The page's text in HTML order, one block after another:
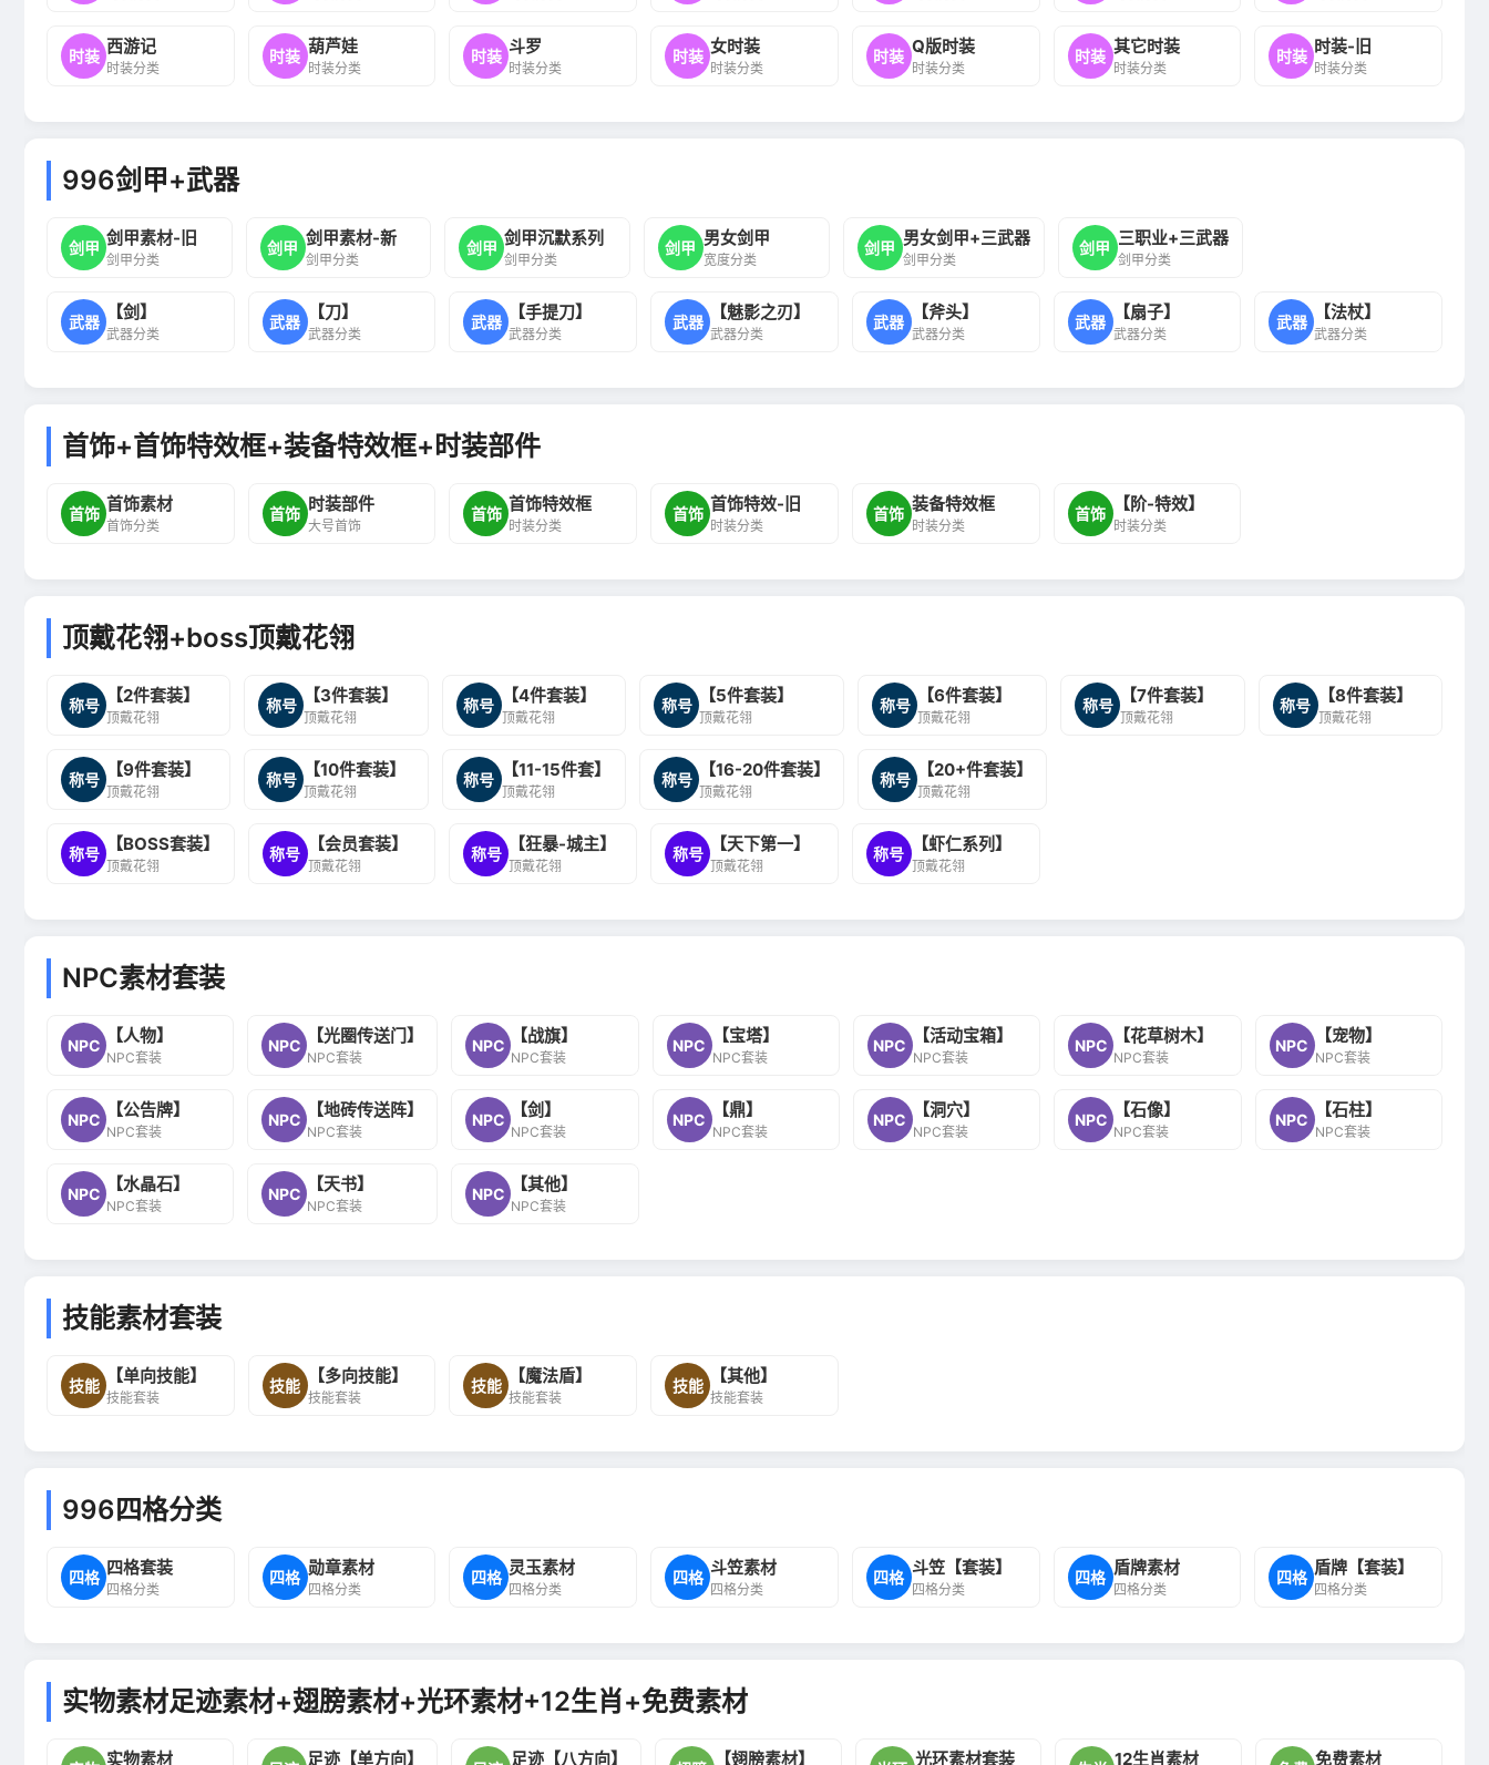
时装 西游记
时装分类
时装 葫芦娃
时装分类
时装 斗罗
时装分类
时装 女时装
时装分类
时装 Q版时装
时装分类
时装 其它时装
时装分类
时装 时装-旧
时装分类
996剑甲+武器
剑甲 剑甲素材-旧
剑甲分类
剑甲 剑甲素材-新
剑甲分类
剑甲 剑甲沉默系列
剑甲分类
剑甲 男女剑甲
宽度分类
剑甲 男女剑甲+三武器
剑甲分类
剑甲 三职业+三武器
剑甲分类
武器 【剑】
武器分类
武器 【刀】
武器分类
武器 【手提刀】
武器分类
武器 【魅影之刃】
武器分类
武器 【斧头】
武器分类
武器 【扇子】
武器分类
武器 【法杖】
武器分类
首饰+首饰特效框+装备特效框+时装部件
首饰 首饰素材
首饰分类
首饰 时装部件
大号首饰
首饰 首饰特效框
时装分类
首饰 首饰特效-旧
时装分类
首饰 装备特效框
时装分类
首饰 【阶-特效】
时装分类
顶戴花翎+boss顶戴花翎
称号 【2件套装】
顶戴花翎
称号 【3件套装】
顶戴花翎
称号 【4件套装】
顶戴花翎
称号 【5件套装】
顶戴花翎
称号 【6件套装】
顶戴花翎
称号 【7件套装】
顶戴花翎
称号 【8件套装】
顶戴花翎
称号 【9件套装】
顶戴花翎
称号 【10件套装】
顶戴花翎
称号 【11-15件套】
顶戴花翎
称号 【16-20件套装】
顶戴花翎
称号 【20+件套装】
顶戴花翎
称号 【BOSS套装】
顶戴花翎
称号 【会员套装】
顶戴花翎
称号 【狂暴-城主】
顶戴花翎
称号 【天下第一】
顶戴花翎
称号 【虾仁系列】
顶戴花翎
NPC素材套装
NPC 【人物】
NPC套装
NPC 【光圈传送门】
NPC套装
NPC 【战旗】
NPC套装
NPC 【宝塔】
NPC套装
NPC 【活动宝箱】
NPC套装
NPC 【花草树木】
NPC套装
NPC 【宠物】
NPC套装
NPC 【公告牌】
NPC套装
NPC 【地砖传送阵】
NPC套装
NPC 【剑】
NPC套装
NPC 【鼎】
NPC套装
NPC 【洞穴】
NPC套装
NPC 【石像】
NPC套装
NPC 【石柱】
NPC套装
NPC 【水晶石】
NPC套装
NPC 【天书】
NPC套装
NPC 【其他】
NPC套装
技能素材套装
技能 【单向技能】
技能套装
技能 【多向技能】
技能套装
技能 【魔法盾】
技能套装
技能 【其他】
技能套装
996四格分类
四格 四格套装
四格分类
四格 勋章素材
四格分类
四格 灵玉素材
四格分类
四格 斗笠素材
四格分类
四格 斗笠【套装】
四格分类
四格 盾牌素材
四格分类
四格 盾牌【套装】
四格分类
实物素材足迹素材+翅膀素材+光环素材+12生肖+免费素材
实物素材 足迹【单方向】 足迹【八方向】 【翅膀素材】 光环素材套装 12生肖素材 免费素材